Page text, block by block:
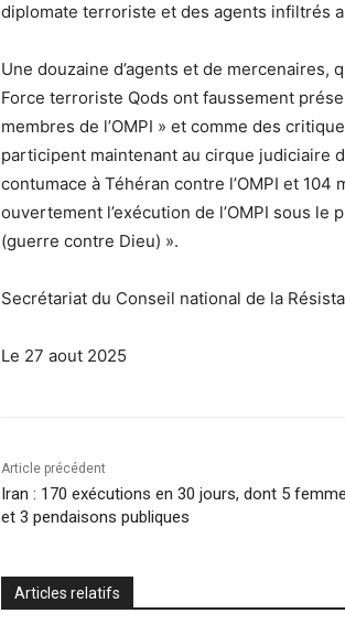
diplomate terroriste et des agents infiltrés
Une douzaine d’agents et de
Force terroriste Qods ont faussement
membres de l’OMPI » et comme des
participent maintenant au cirque judiciaire
contumace à Téhéran contre l’OMPI et
ouvertement l’exécution de l’OMPI sous
(guerre contre Dieu) ».
Secrétariat du Conseil national de la
Le 27 aout 2025
Article précédent
Iran : 170 exécutions en 30 jours, dont 5
et 3 pendaisons publiques
Articles relatifs